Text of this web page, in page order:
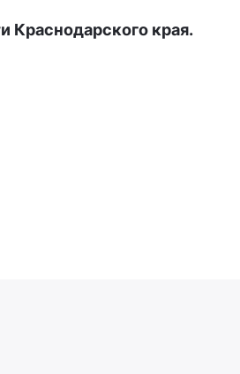
Краснодарского края.